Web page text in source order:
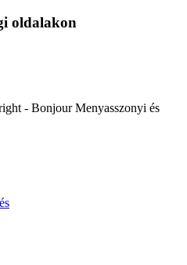
oldalakon
- Bonjour Menyasszonyi és